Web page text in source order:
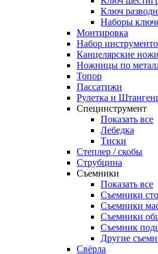
Ключ
Наборы
Монтировка
Набор
Канцелярские
Ножницы по
Топор
Пассатижи
Рулетка и
Специнструмент
Показать все
Лебедка
Тиски
Степлер / скобы
Струбцина
Съемники
Показать все
Съемники
Съемники
Съемники
Съемник
Другие
Свёрла